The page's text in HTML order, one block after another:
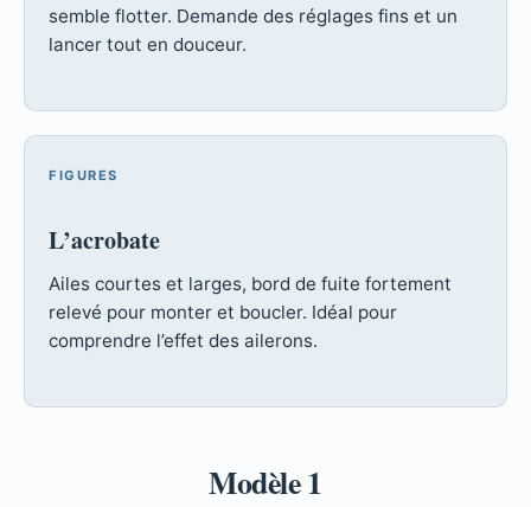
semble flotter. Demande des réglages fins et un
lancer tout en douceur.
FIGURES
L’acrobate
Ailes courtes et larges, bord de fuite fortement
relevé pour monter et boucler. Idéal pour
comprendre l’effet des ailerons.
Modèle 1